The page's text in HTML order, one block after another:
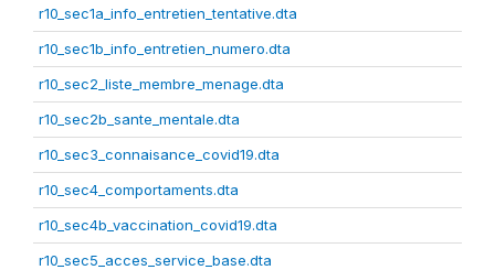
r10_sec1a_info_entretien_tentative.dta
r10_sec1b_info_entretien_numero.dta
r10_sec2_liste_membre_menage.dta
r10_sec2b_sante_mentale.dta
r10_sec3_connaisance_covid19.dta
r10_sec4_comportaments.dta
r10_sec4b_vaccination_covid19.dta
r10_sec5_acces_service_base.dta